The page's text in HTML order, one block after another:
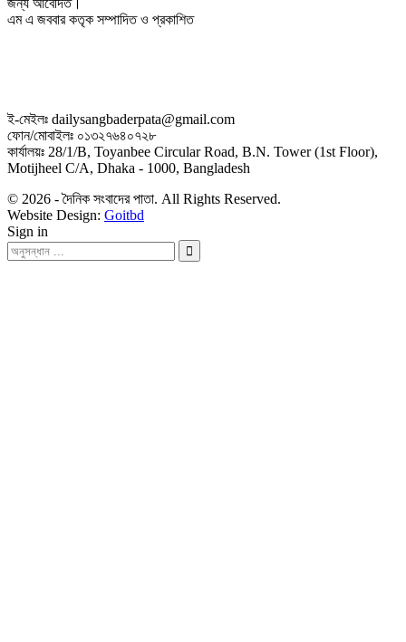
জন্য আবেদিত।
এম এ জববার কতৃক সম্পাদিত ও প্রকাশিত
ই-মেইলঃ dailysangbaderpata@gmail.com
ফোন/মোবাইলঃ ০১৩২৭৬৪০৭২৮
কার্যালয়ঃ 28/1/B, Toyanbee Circular Road, B.N. Tower (1st Floor),
Motijheel C/A, Dhaka - 1000, Bangladesh
© 2026 - দৈনিক সংবাদের পাতা. All Rights Reserved.
Website Design: Goitbd
Sign in